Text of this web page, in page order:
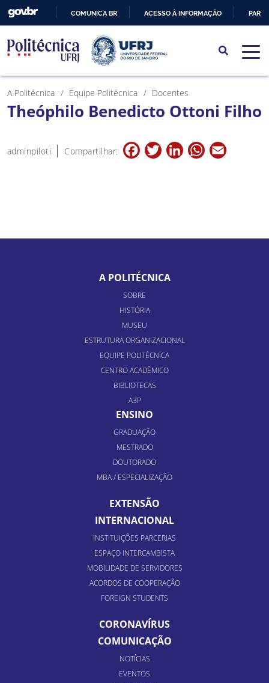
PARA
O
CONTEÚDO
COMUNICA BR ACESSO À INFORMAÇÃO
A Politécnica Equipe Politécnica Docentes
Theóphilo Benedicto Ottoni Filho
adminpiloti Compartilhar: Facebook
TwitterLinkedInWhatsApp
Email
A POLITÉCNICA
SOBRE
HISTÓRIA
MUSEU
ESTRUTURA ORGANIZACIONAL
EQUIPE POLITÉCNICA
CENTRO ACADÊMICO
BIBLIOTECAS
A3P
ENSINO
GRADUAÇÃO
MESTRADO
DOUTORADO
MBA / ESPECIALIZAÇÃO
EXTENSÃO
INTERNACIONAL
INSTITUIÇÕES PARCERIAS
ESPAÇO INTERCAMBISTA
MOBILIDADE DE SERVIDORES
ACORDOS DE COOPERAÇÃO
FOREIGN STUDENTS
CORONAVÍRUS
COMUNICAÇÃO
NOTÍCIAS
EVENTOS